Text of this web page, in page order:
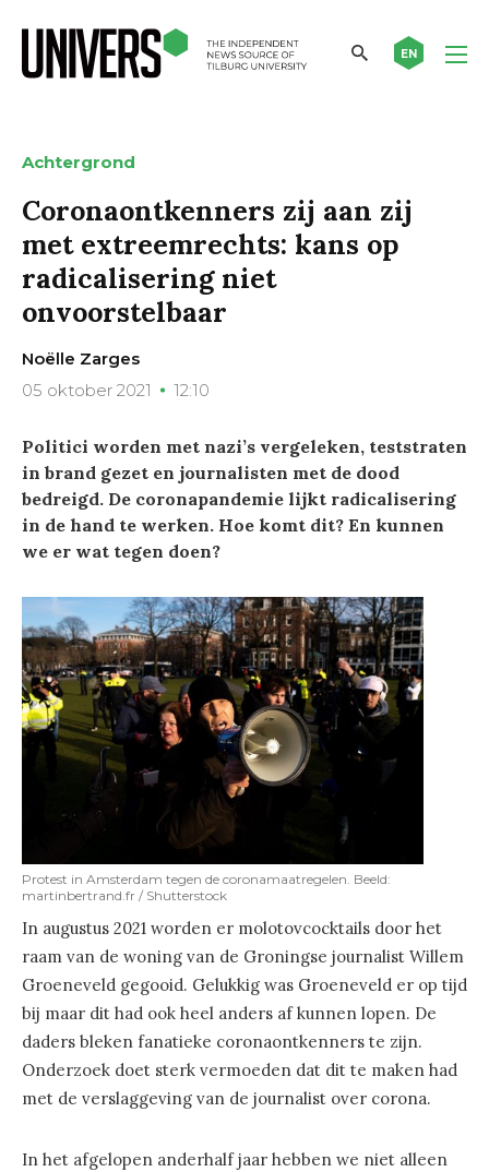
EN
Achtergrond
Coronaontkenners zij aan zij
met extreemrechts: kans op
radicalisering niet
onvoorstelbaar
Noëlle Zarges
05 oktober 2021
12:10
Politici worden met nazi’s vergeleken, teststraten
in brand gezet en journalisten met de dood
bedreigd. De coronapandemie lijkt radicalisering
in de hand te werken. Hoe komt dit? En kunnen
we er wat tegen doen?
Protest in Amsterdam tegen de coronamaatregelen. Beeld:
martinbertrand.fr / Shutterstock
In augustus 2021 worden er molotovcocktails door het
raam van de woning van de Groningse journalist Willem
Groeneveld gegooid. Gelukkig was Groeneveld er op tijd
bij maar dit had ook heel anders af kunnen lopen. De
daders bleken fanatieke coronaontkenners te zijn.
Onderzoek doet sterk vermoeden dat dit te maken had
met de verslaggeving van de journalist over corona.
In het afgelopen anderhalf jaar hebben we niet alleen